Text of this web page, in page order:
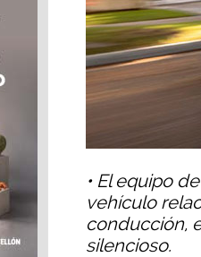
• El equipo
vehículo
conducción,
silencioso.